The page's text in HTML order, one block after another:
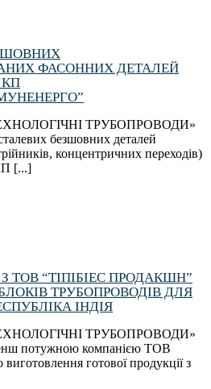
ФАСОННИХ ДЕТАЛЕЙ
КП
ТРУБОПРОВОДИ»
безшовних деталей
концентричних переходів)
[...]
ТОВ “ТІПІБІЕС ПРОДАКШН”
ТРУБОПРОВОДІВ ДЛЯ
ІНДІЯ
ТРУБОПРОВОДИ»
потужною компанією ТОВ
готової продукції з